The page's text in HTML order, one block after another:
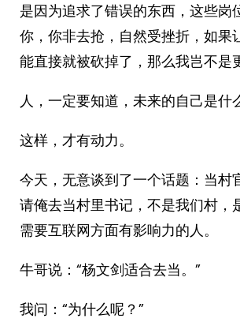
是因为追求了错误的东西，这些岗
你，你非去抢，自然受挫折，如果
能直接就被砍掉了，那么我岂不是
人，一定要知道，未来的自己是什
这样，才有动力。
今天，无意谈到了一个话题：当村
请俺去当村里书记，不是我们村，
需要互联网方面有影响力的人。
牛哥说：“杨文剑适合去当。”
我问：“为什么呢？”